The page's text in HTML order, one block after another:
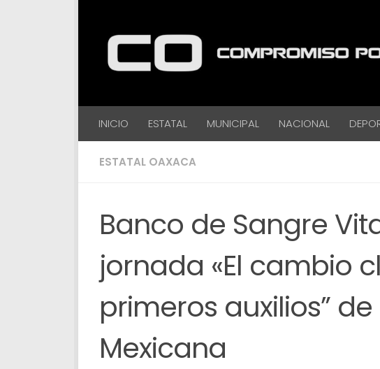
INICIO ESTATAL MUNICIPAL NACIONAL
ESTATAL OAXACA
Banco de Sangre
jornada «El cambio
primeros auxilios”
Mexicana